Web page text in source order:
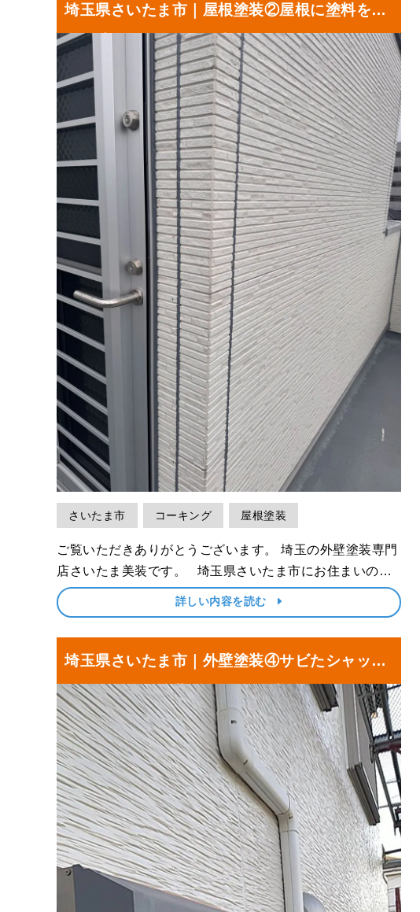
埼玉県さいたま市｜屋根塗装②屋根に塗料を塗
り外壁をコーキング工事しました！N様邸
さいたま市 コーキング 屋根塗装
ご覧いただきありがとうございます。 埼玉の外壁塗装専門
店さいたま美装です。 埼玉県さいたま市にお住まいのN
様より、屋根塗装・外壁塗装、鉄部塗装とベランダの防水
工事をご依頼いただき、前回は屋根と外壁の洗浄について
お届けしました。 ＼前･･･
詳しい内容を読む
埼玉県さいたま市｜外壁塗装④サビたシャッタ
ーボックスを塗装しました！S様邸